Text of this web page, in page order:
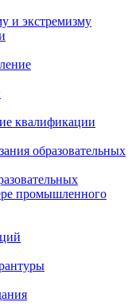
и экстремизму
квалификации
образовательных
промышленного